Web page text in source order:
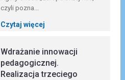
czyli pozna...
Czytaj więcej
Wdrażanie innowacji
pedagogicznej.
Realizacja trzeciego